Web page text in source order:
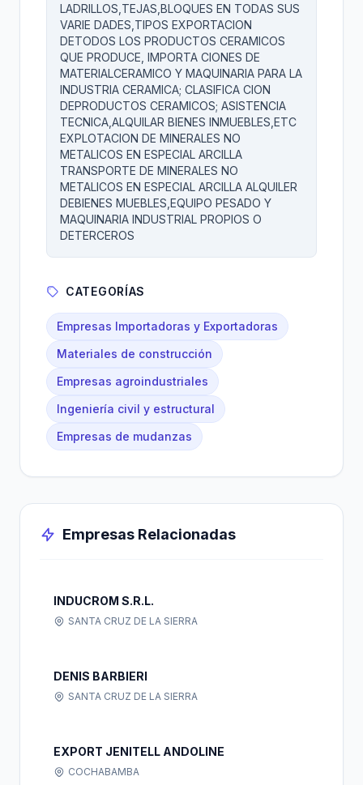
LADRILLOS,TEJAS,BLOQUES EN TODAS SUS
VARIE DADES,TIPOS EXPORTACION
DETODOS LOS PRODUCTOS CERAMICOS
QUE PRODUCE, IMPORTA CIONES DE
MATERIALCERAMICO Y MAQUINARIA PARA LA
INDUSTRIA CERAMICA; CLASIFICA CION
DEPRODUCTOS CERAMICOS; ASISTENCIA
TECNICA,ALQUILAR BIENES INMUEBLES,ETC
EXPLOTACION DE MINERALES NO
METALICOS EN ESPECIAL ARCILLA
TRANSPORTE DE MINERALES NO
METALICOS EN ESPECIAL ARCILLA ALQUILER
DEBIENES MUEBLES,EQUIPO PESADO Y
MAQUINARIA INDUSTRIAL PROPIOS O
DETERCEROS
CATEGORÍAS
Empresas Importadoras y Exportadoras
Materiales de construcción
Empresas agroindustriales
Ingeniería civil y estructural
Empresas de mudanzas
Empresas Relacionadas
INDUCROM S.R.L.
SANTA CRUZ DE LA SIERRA
DENIS BARBIERI
SANTA CRUZ DE LA SIERRA
EXPORT JENITELL ANDOLINE
COCHABAMBA